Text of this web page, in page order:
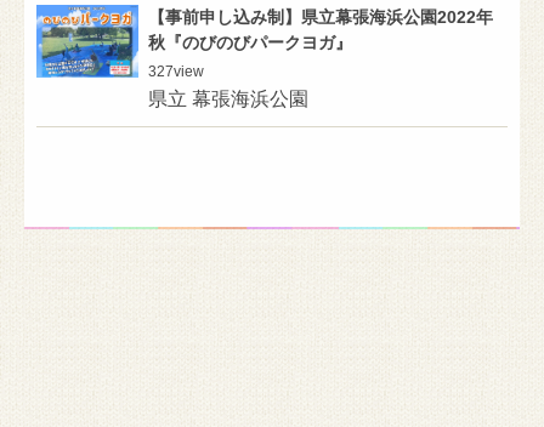
【事前申し込み制】県立幕張海浜公園2022年
秋『のびのびパークヨガ』
327view
県立 幕張海浜公園